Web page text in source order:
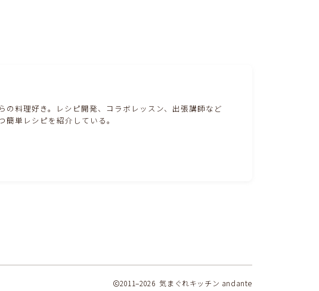
料理好き。レシピ開発、コラボレッスン、出張講師など
単レシピを紹介している。
2011–2026 気まぐれキッチン andante